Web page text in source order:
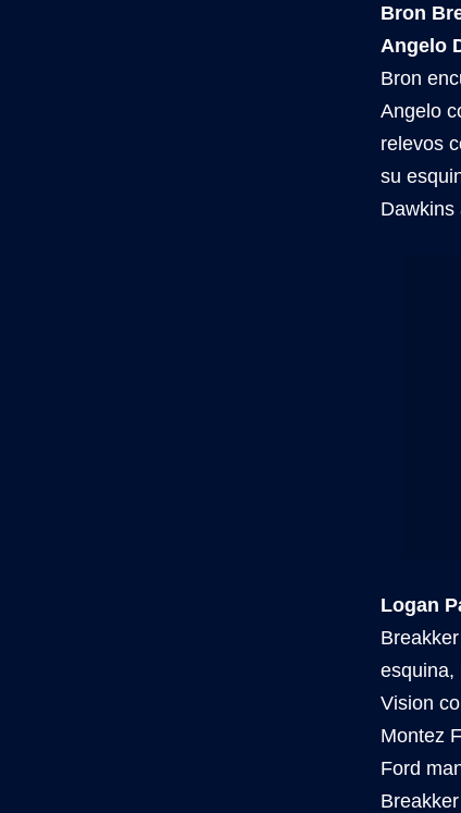
Bron
Angelo
Bron
Angelo
relevos
su
Dawkins
Logan
esquina,
Vision
Montez
Ford